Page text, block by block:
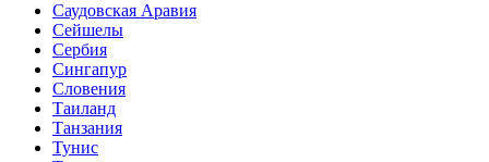
Саудовская Аравия
Сейшелы
Сербия
Сингапур
Словения
Таиланд
Танзания
Тунис